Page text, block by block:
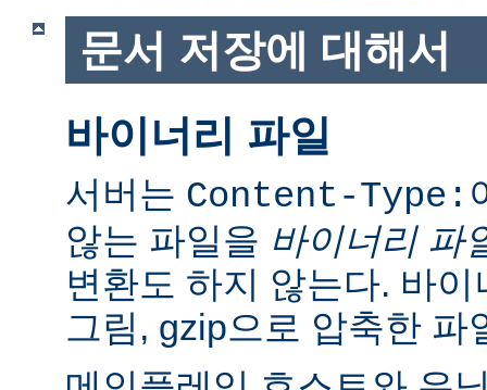
문서 저장에 대해서
바이너리 파일
서버는 Content-Type:
않는 파일을 바이너리 파
변환도 하지 않는다. 바
그림, gzip으로 압축한 파